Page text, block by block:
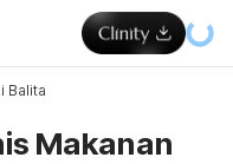
Balita
Makanan